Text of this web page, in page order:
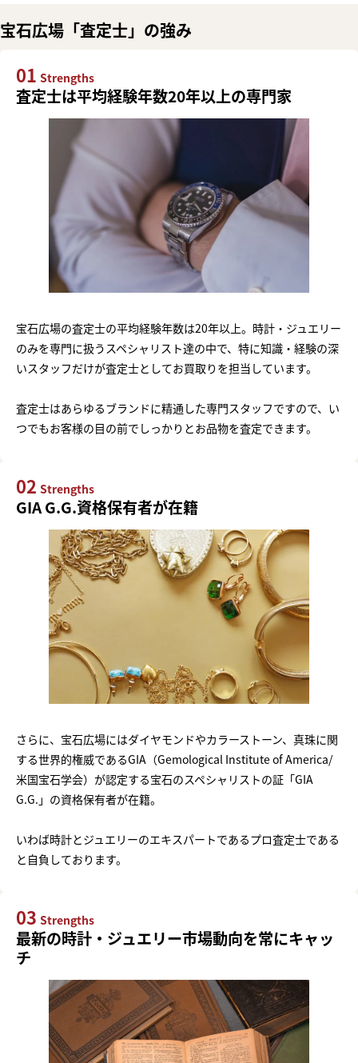
宝石広場「査定士」の強み
01 Strengths
査定士は平均経験年数20年以上の専門家
宝石広場の査定士の平均経験年数は20年以上。時計・ジュエリー
のみを専門に扱うスペシャリスト達の中で、特に知識・経験の深
いスタッフだけが査定士としてお買取りを担当しています。
査定士はあらゆるブランドに精通した専門スタッフですので、い
つでもお客様の目の前でしっかりとお品物を査定できます。
02 Strengths
GIA G.G.資格保有者が在籍
さらに、宝石広場にはダイヤモンドやカラーストーン、真珠に関
する世界的権威であるGIA（Gemological Institute of America/
米国宝石学会）が認定する宝石のスペシャリストの証「GIA
G.G.」の資格保有者が在籍。
いわば時計とジュエリーのエキスパートであるプロ査定士である
と自負しております。
03 Strengths
最新の時計・ジュエリー市場動向を常にキャッ
チ